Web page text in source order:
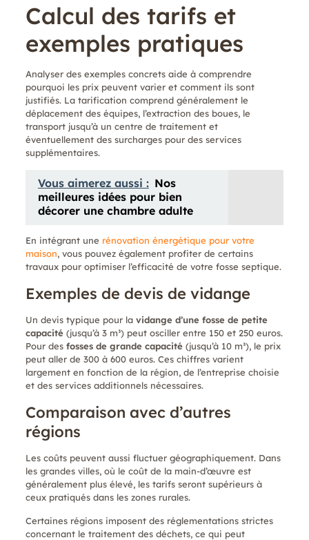
Calcul des tarifs et
exemples pratiques
Analyser des exemples concrets aide à comprendre
pourquoi les prix peuvent varier et comment ils sont
justifiés. La tarification comprend généralement le
déplacement des équipes, l’extraction des boues, le
transport jusqu’à un centre de traitement et
éventuellement des surcharges pour des services
supplémentaires.
Vous aimerez aussi : Nos
meilleures idées pour bien
décorer une chambre adulte
En intégrant une rénovation énergétique pour votre
maison, vous pouvez également profiter de certains
travaux pour optimiser l’efficacité de votre fosse septique.
Exemples de devis de vidange
Un devis typique pour la vidange d’une fosse de petite
capacité(jusqu’à 3 m³) peut osciller entre 150 et 250 euros.
Pour des fosses de grande capacité(jusqu’à 10 m³), le prix
peut aller de 300 à 600 euros. Ces chiffres varient
largement en fonction de la région, de l’entreprise choisie
et des services additionnels nécessaires.
Comparaison avec d’autres
régions
Les coûts peuvent aussi fluctuer géographiquement. Dans
les grandes villes, où le coût de la main-d’œuvre est
généralement plus élevé, les tarifs seront supérieurs à
ceux pratiqués dans les zones rurales.
Certaines régions imposent des réglementations strictes
concernant le traitement des déchets, ce qui peut